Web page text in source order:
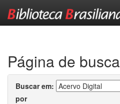
Página de busca
Buscar em:
por